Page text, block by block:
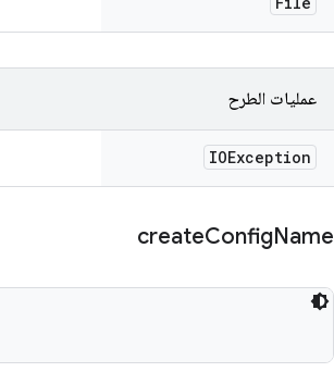
عمليات الطرح
IOException
createConfigName